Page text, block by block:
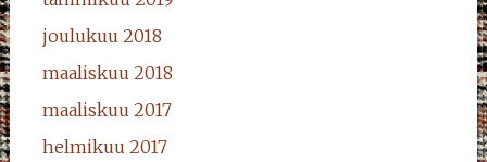
joulukuu 2018
maaliskuu 2018
maaliskuu 2017
helmikuu 2017